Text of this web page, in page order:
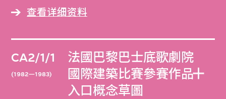
查看详细资料
CA2/1/1
(1982—1983)
法國巴黎巴士底歌劇院
國際建築比賽參賽作品
入口概念草圖